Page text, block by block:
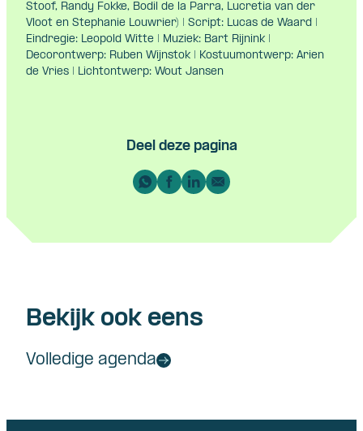
Stoof, Randy Fokke, Bodil de la Parra, Lucretia van der
Vloot en Stephanie Louwrier) | Script: Lucas de Waard |
Eindregie: Leopold Witte | Muziek: Bart Rijnink |
Decorontwerp: Ruben Wijnstok | Kostuumontwerp: Arien
de Vries | Lichtontwerp: Wout Jansen
Deel deze pagina
Bekijk ook eens
Volledige agenda